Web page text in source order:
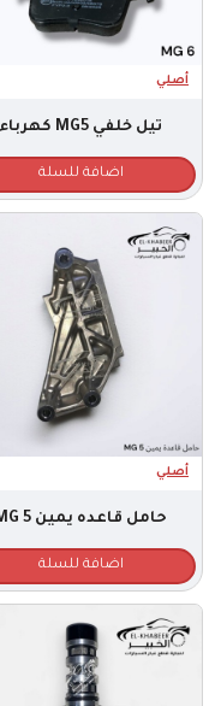
أصلي
تيل خلفي MG5 كهرباء
اضافة للسلة
أصلي
حامل قاعده يمين MG 5
اضافة للسلة